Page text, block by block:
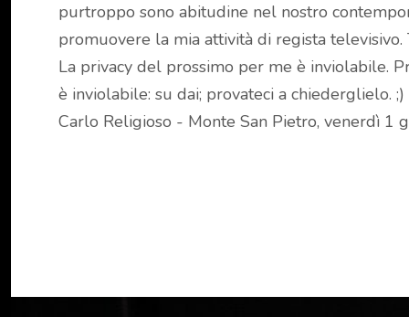
purtroppo sono abitudine nel nostro
promuovere la mia attività di regista televisivo.
La privacy del prossimo per me è inviolabile.
è inviolabile: su dai; provateci a chiederglielo. ;)
Carlo Religioso - Monte San Pietro, venerdì 1